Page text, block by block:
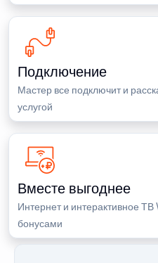
Подключение
Мастер все подключит и
услугой
Вместе выгоднее
Интернет и интерактивное
бонусами